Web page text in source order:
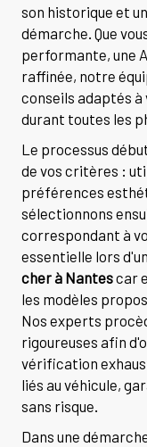
son historique et
démarche. Que
performante, une
raffinée, notre
conseils adaptés à
durant toutes les
Le processus
de vos critères :
préférences
sélectionnons
correspondant à
essentielle lors d'un
cher à Nantescar
les modèles
Nos experts
rigoureuses afin
vérification
liés au véhicule,
sans risque.
Dans une